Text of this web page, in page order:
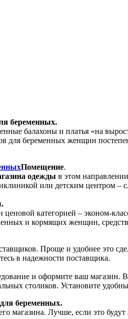
беременных.
балахоны и платья «на
для беременных женщин
Помещение.
одежды в этом
или детским центром
ценовой категорией – эконом-
и кормящих женщин,
Проще и удобнее это
в надежности поставщика.
и оформите ваш
столиков. Установите
беременных.
магазина. Лучше, если это